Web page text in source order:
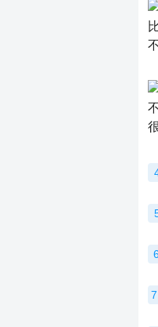
6
7